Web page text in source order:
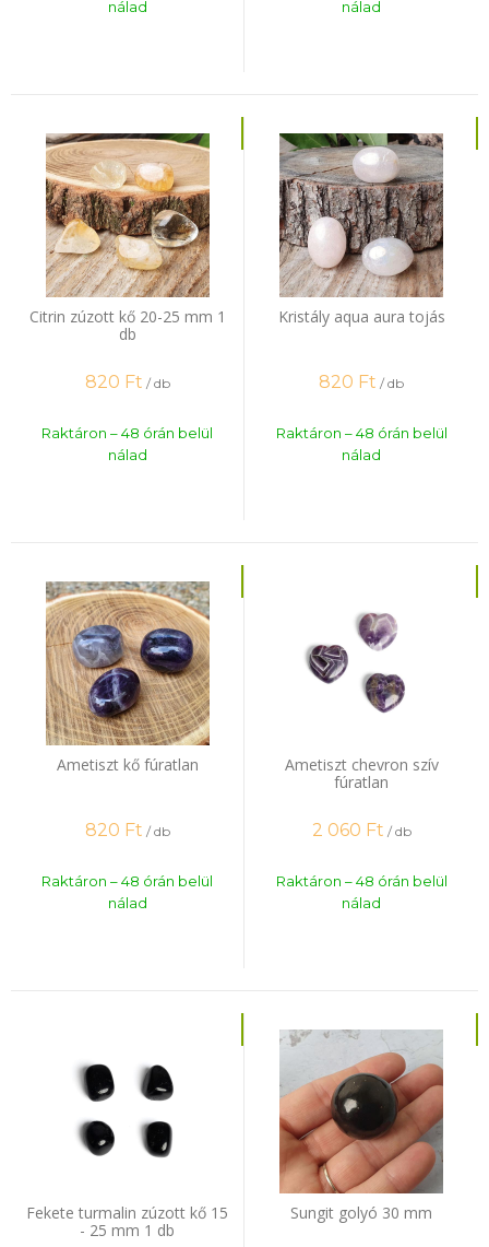
nálad
nálad
Citrin zúzott kő 20-25 mm 1
db
820 Ft / db
Raktáron – 48 órán belül
nálad
Kristály aqua aura tojás
820 Ft / db
Raktáron – 48 órán belül
nálad
Ametiszt kő fúratlan
820 Ft / db
Raktáron – 48 órán belül
nálad
Ametiszt chevron szív
fúratlan
2 060 Ft / db
Raktáron – 48 órán belül
nálad
Fekete turmalin zúzott kő 15
- 25 mm 1 db
Sungit golyó 30 mm